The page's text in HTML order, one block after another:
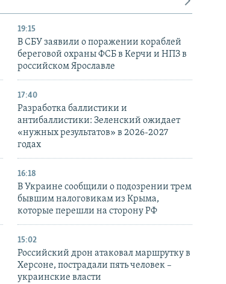
19:15
В СБУ заявили о поражении кораблей
береговой охраны ФСБ в Керчи и НПЗ в
российском Ярославле
17:40
Разработка баллистики и
антибаллистики: Зеленский ожидает
«нужных результатов» в 2026-2027
годах
16:18
В Украине сообщили о подозрении трем
бывшим налоговикам из Крыма,
которые перешли на сторону РФ
15:02
Российский дрон атаковал маршрутку в
Херсоне, пострадали пять человек –
украинские власти